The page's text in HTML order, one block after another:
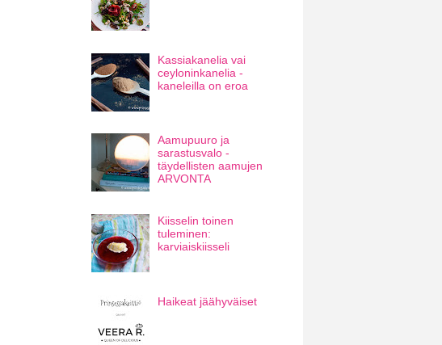
Kassiakanelia vai
ceyloninkanelia -
kaneleilla on eroa
Aamupuuro ja
sarastusvalo -
täydellisten aamujen
ARVONTA
Kiisselin toinen
tuleminen:
karviaiskiisseli
Haikeat jäähyväiset